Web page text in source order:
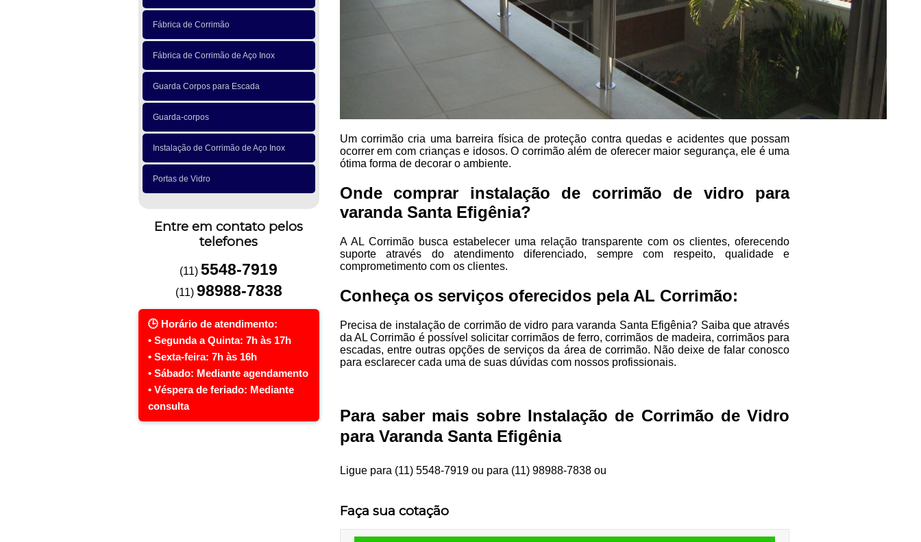
Fábrica de Corrimão
Fábrica de Corrimão de Aço Inox
Guarda Corpos para Escada
Guarda-corpos
Instalação de Corrimão de Aço Inox
Portas de Vidro
Entre em contato pelos
telefones
(11)5548-7919
(11) 98988-7838
Um corrimão cria uma barreira física de proteção contra quedas e acidentes que possam
ocorrer em com crianças e idosos. O corrimão além de oferecer maior segurança, ele é uma
ótima forma de decorar o ambiente.
Onde comprar instalação de corrimão de vidro para
varanda Santa Efigênia?
A AL Corrimão busca estabelecer uma relação transparente com os clientes, oferecendo
suporte através do atendimento diferenciado, sempre com respeito, qualidade e
comprometimento com os clientes.
Conheça os serviços oferecidos pela AL Corrimão:
Precisa de instalação de corrimão de vidro para varanda Santa Efigênia? Saiba que através
da AL Corrimão é possível solicitar corrimãos de ferro, corrimãos de madeira, corrimãos para
escadas, entre outras opções de serviços da área de corrimão. Não deixe de falar conosco
para esclarecer cada uma de suas dúvidas com nossos profissionais.
Para saber mais sobre Instalação de Corrimão de Vidro
para Varanda Santa Efigênia
Ligue para (11) 5548-7919ou para (11) 98988-7838ou
Faça sua cotação